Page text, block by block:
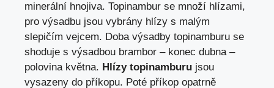
minerální hnojiva. Topinambur se množí hlízami,
pro výsadbu jsou vybrány hlízy s malým
slepičím vejcem. Doba výsadby topinamburu se
shoduje s výsadbou brambor – konec dubna –
polovina května. Hlízy topinamburu jsou
vysazeny do příkopu. Poté příkop opatrně